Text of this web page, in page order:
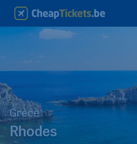
Grèce
Rhodes